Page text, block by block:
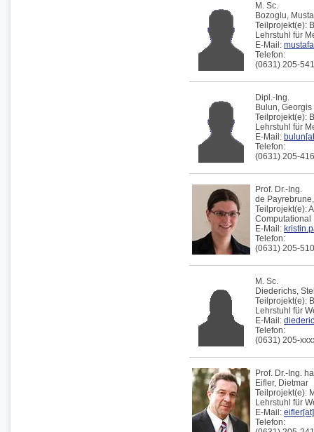
M. Sc.
Bozoglu,
Teilprojekt(e):
Lehrstuhl für
E-Mail:
Telefon:
(0631) 205-
Dipl.-Ing.
Bulun, Georgis
Teilprojekt(e):
Lehrstuhl für
E-Mail:
Telefon:
(0631) 205-
Prof. Dr.-Ing.
de
Teilprojekt(e):
Computational
E-Mail:
Telefon:
(0631) 205-
M. Sc.
Diederichs,
Teilprojekt(e):
Lehrstuhl für
E-Mail:
Telefon:
(0631) 205-
Prof. Dr.-Ing.
Eifler, Dietmar
Teilprojekt(e):
Lehrstuhl für
E-Mail:
Telefon: